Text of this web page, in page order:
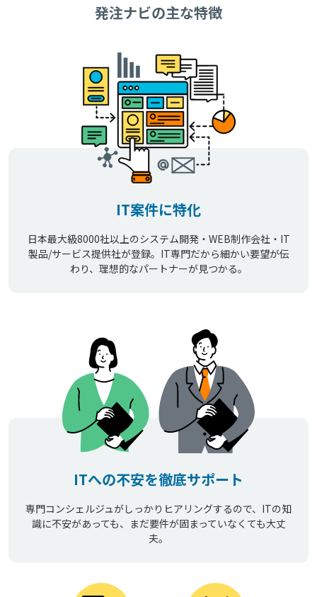
発注ナビの主な特徴
IT案件に特化
日本最大級8000社以上のシステム開発・WEB制作会社・IT
製品/サービス提供社が登録。IT専門だから細かい要望が伝
わり、理想的なパートナーが見つかる。
ITへの不安を徹底サポート
専門コンシェルジュがしっかりヒアリングするので、ITの知
識に不安があっても、まだ要件が固まっていなくても大丈
夫。